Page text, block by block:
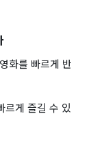
화를 빠르게 반
르게 즐길 수 있